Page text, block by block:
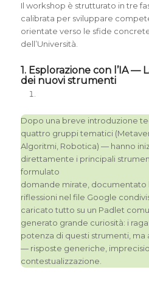
Il workshop è strutturato in tre
calibrata per sviluppare
orientate verso le sfide
dell’Università.
1. Esplorazione con l’IA —
dei nuovi strumenti
Dopo una breve introduzione
quattro gruppi tematici
Algoritmi, Robotica) — hanno
direttamente i principali
formulato
domande mirate, documentato
riflessioni nel file Google
caricato tutto su un Padlet
generato grande curiosità: i
potenza di questi strumenti,
— risposte generiche,
contestualizzazione.